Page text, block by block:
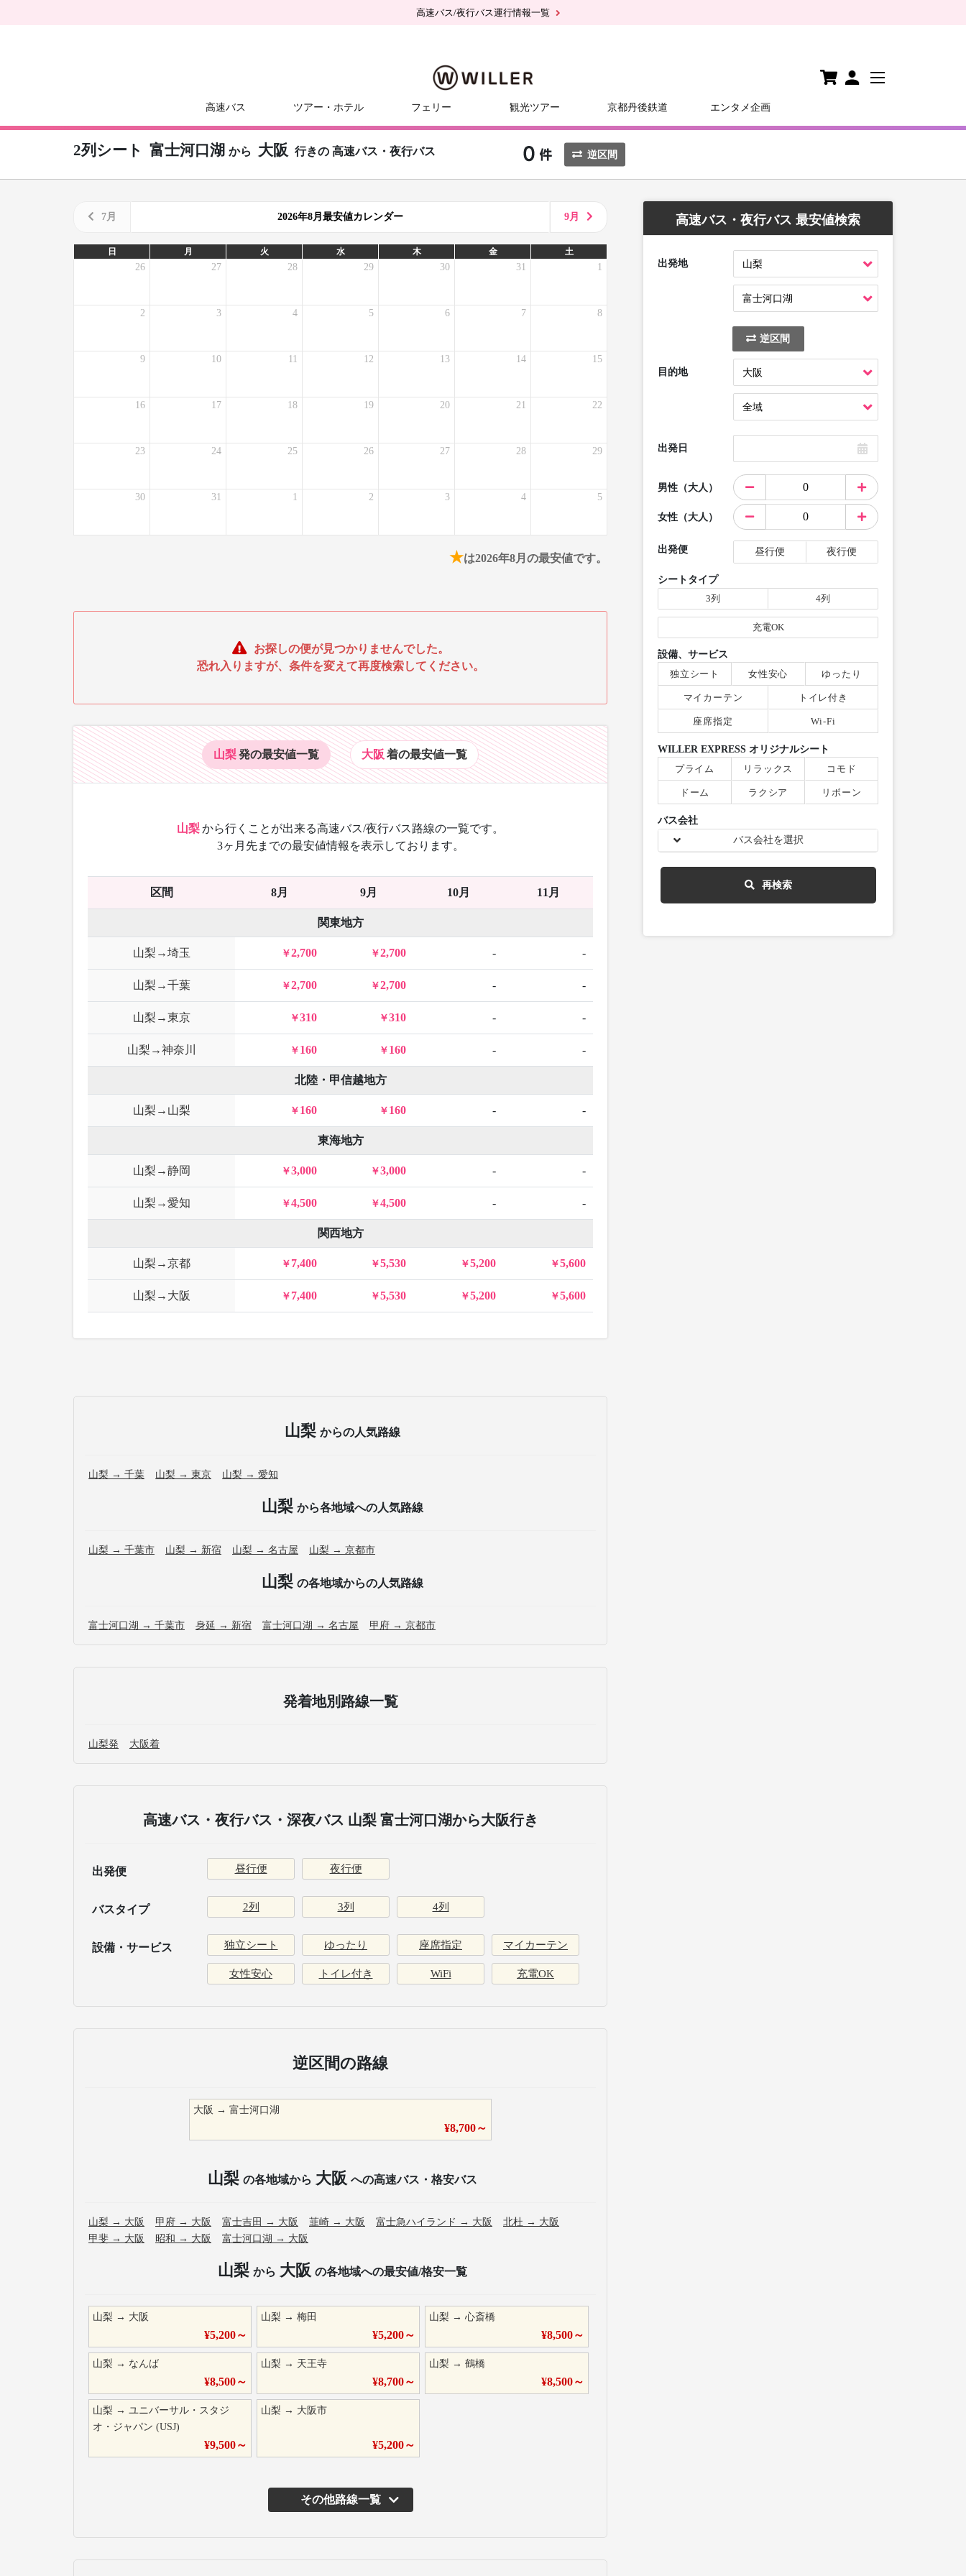
高速バス/夜行バス運行情報一覧
高速バス ツアー・ホテル フェリー 観光ツアー 京都丹後鉄道 エンタメ企画
2列シート 富士河口湖 から 大阪 行きの 高速バス・夜行バス 逆区間
7月 2026年8月最安値カレンダー 9月
日 月 火 水 木 金 土
26 27 28 29 30 31 1
2 3 4 5 6 7 8
9 10 11 12 13 14 15
16 17 18 19 20 21 22
23 24 25 26 27 28 29
30 31 1 2 3 4 5
★は2026年8月の最安値です。
お探しの便が見つかりませんでした。
恐れ入りますが、条件を変えて再度検索してください。
山梨発の最安値一覧 大阪 着の最安値一覧
山梨から行くことが出来る高速バス/夜行バス路線の一覧です。
3ヶ月先までの最安値情報を表示しております。
区間 8月 9月 10月 11月
関東地方
山梨→埼玉 2,700 2,700 - -
山梨→千葉 2,700 2,700 - -
山梨→東京 310 310 - -
山梨→神奈川 160 160 - -
北陸・甲信越地方
山梨→山梨 160 160 - -
東海地方
山梨→静岡 3,000 3,000 - -
山梨→愛知 4,500 4,500 - -
関西地方
山梨→京都 7,400 5,530 5,200 5,600
山梨→大阪 7,400 5,530 5,200 5,600
山梨 からの人気路線
山梨 → 千葉 山梨 → 東京 山梨 → 愛知
山梨 から各地域への人気路線
山梨 → 千葉市 山梨 → 新宿 山梨 → 名古屋 山梨 → 京都市
山梨 の各地域からの人気路線
富士河口湖 → 千葉市 身延 → 新宿 富士河口湖 → 名古屋 甲府 → 京都市
発着地別路線一覧
山梨発 大阪着
高速バス・夜行バス・深夜バス 山梨 富士河口湖から大阪行き
出発便 昼行便 夜行便
バスタイプ 2列 3列 4列
設備・サービス 独立シート ゆったり 座席指定 マイカーテン
女性安心 トイレ付き WiFi 充電OK
逆区間の路線
大阪 →富士河口湖
¥8,700～
山梨 の各地域から 大阪 への高速バス・格安バス
山梨 → 大阪 甲府 → 大阪 富士吉田 → 大阪 韮崎 → 大阪 富士急ハイランド → 大阪 北杜 → 大阪
甲斐 → 大阪 昭和 → 大阪 富士河口湖 → 大阪
山梨 から 大阪 の各地域への最安値/格安一覧
山梨 → 大阪
¥5,200～
山梨 →梅田
¥5,200～
山梨 →心斎橋
¥8,500～
山梨 → なんば
¥8,500～
山梨 → 天王寺
¥8,700～
山梨 →鶴橋
¥8,500～
山梨 → ユニバーサル・スタジ
オ・ジャパン (USJ)
¥9,500～
山梨 → 大阪市
¥5,200～
その他路線一覧
高速バス・夜行バス 最安値検索
出発地
逆区間
目的地
出発日
男性（大人）
女性（大人）
出発便 昼行便 夜行便
シートタイプ
3列
4列
充電OK
設備、サービス
独立シート
女性安心 ゆったり
マイカーテン トイレ付き
座席指定 Wi-Fi
WILLER EXPRESS オリジナルシート
プライム
リラックス コモド
ドーム ラクシア リボーン
バス会社
バス会社を選択
再検索